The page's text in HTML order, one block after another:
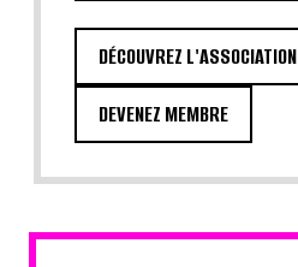
DÉCOUVREZ L'ASSOCIATION
DEVENEZ MEMBRE